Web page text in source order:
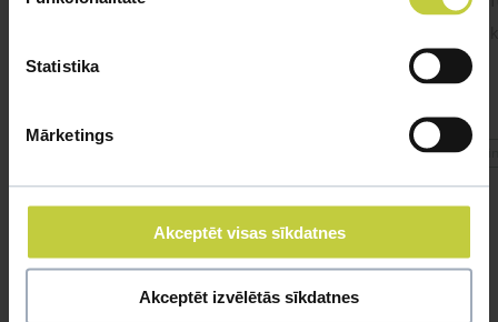
Statistika
Mārketings
Akceptēt visas sīkdatnes
Akceptēt izvēlētās sīkdatnes
gandrīz 2 gadus. Apetīte ir, ēd 1x dienā,
dažreiz 2x dienā.